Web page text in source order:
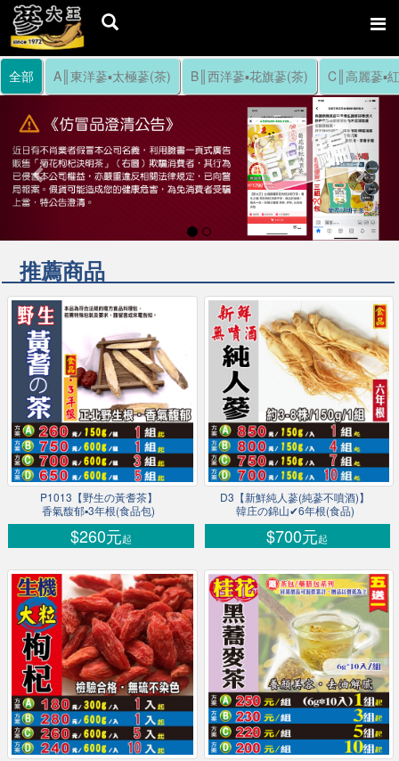
Previous
全部 A║東洋蔘▪太極蔘(茶) B║西洋蔘▪花旗蔘(茶) C║高麗蔘▪
推薦商品
P1013【野生の黃耆茶】
香氣馥郁▪3年根(食品包)
$260元起
D3【新鮮純人蔘(純蔘不噴酒)】
韓庄の錦山✔6年根(食品)
$700元起